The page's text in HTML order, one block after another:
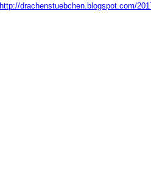
http://drachenstuebchen.blogspot.com/